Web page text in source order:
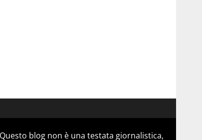
blog non è una testata giornalistica,